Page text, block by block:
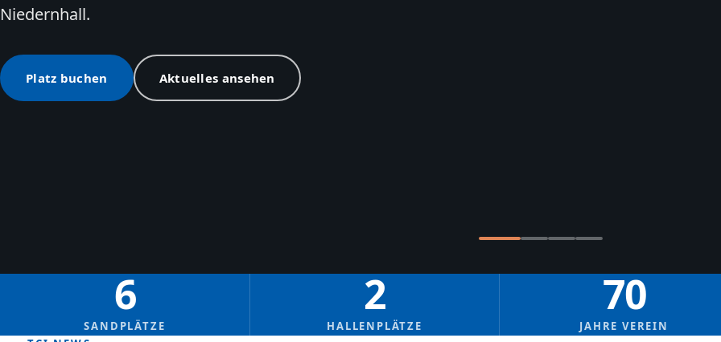
Niedernhall.
Platz buchen Aktuelles ansehen
6
SANDPLÄTZE
2
HALLENPLÄTZE
70
JAHRE VEREIN